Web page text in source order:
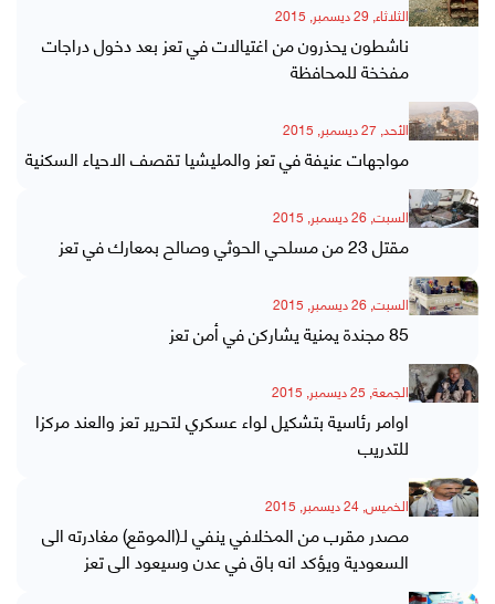
الثلاثاء, 29 ديسمبر, 2015
ناشطون يحذرون من اغتيالات في تعز بعد دخول دراجات
مفخخة للمحافظة
الأحد, 27 ديسمبر, 2015
مواجهات عنيفة في تعز والمليشيا تقصف الاحياء السكنية
السبت, 26 ديسمبر, 2015
مقتل 23 من مسلحي الحوثي وصالح بمعارك في تعز
السبت, 26 ديسمبر, 2015
85 مجندة يمنية يشاركن في أمن تعز
الجمعة, 25 ديسمبر, 2015
اوامر رئاسية بتشكيل لواء عسكري لتحرير تعز والعند مركزا
للتدريب
الخميس, 24 ديسمبر, 2015
مصدر مقرب من المخلافي ينفي لـ(الموقع) مغادرته الى
السعودية ويؤكد انه باق في عدن وسيعود الى تعز